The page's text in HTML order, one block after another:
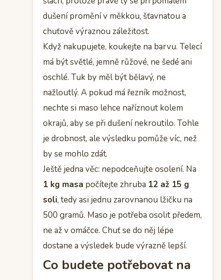
dušení promění v měkkou, šťavnatou a
chuťově výraznou záležitost.
Když nakupujete, koukejte na barvu. Telecí
má být světlé, jemně růžové, ne šedé ani
oschlé. Tuk by měl být bělavý, ne
nažloutlý. A pokud má řezník možnost,
nechte si maso lehce naříznout kolem
okrajů, aby se při dušení nekroutilo. Tohle
je drobnost, ale výsledku pomůže víc, než
by se mohlo zdát.
Ještě jedna věc: nepodceňujte osolení. Na
1 kg masa počítejte zhruba 12 až 15 g
soli, tedy asi jednu zarovnanou lžičku na
500 gramů. Maso je potřeba osolit předem,
ne až v omáčce. Chuť se do něj lépe
dostane a výsledek bude výrazně lepší.
Co budete potřebovat na